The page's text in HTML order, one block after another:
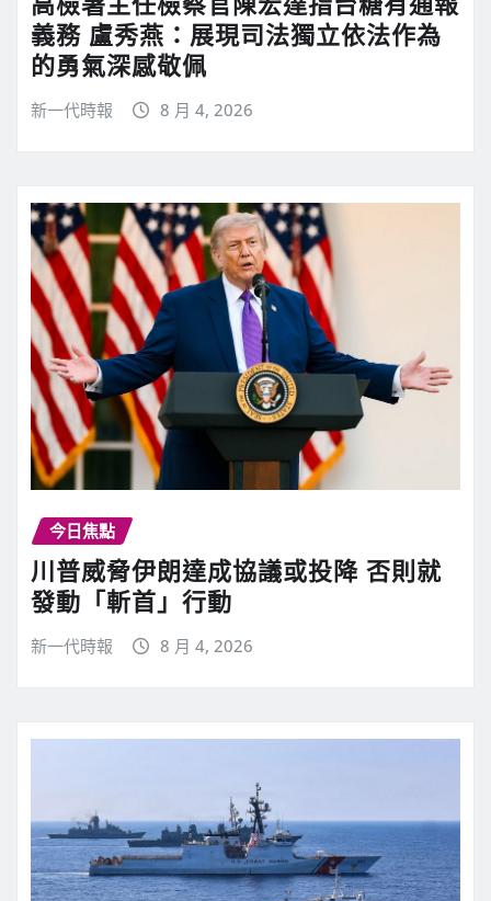
義務 盧秀燕：展現司法獨立依法作為
的勇氣深感敬佩
新一代時報 8 月 4, 2026
今日焦點
川普威脅伊朗達成協議或投降 否則就
發動「斬首」行動
新一代時報 8 月 4, 2026